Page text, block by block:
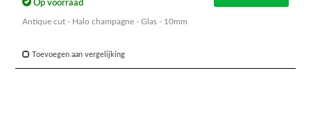
Op voorraad
Antique cut - Halo champagne - Glas - 10mm
Toevoegen aan vergelijking